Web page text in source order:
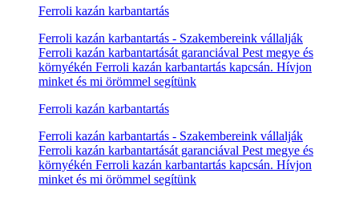
Ferroli kazán karbantartás
Ferroli kazán karbantartás - Szakembereink vállalják
Ferroli kazán karbantartását garanciával Pest megye és
környékén Ferroli kazán karbantartás kapcsán. Hívjon
minket és mi örömmel segítünk
Ferroli kazán karbantartás
Ferroli kazán karbantartás - Szakembereink vállalják
Ferroli kazán karbantartását garanciával Pest megye és
környékén Ferroli kazán karbantartás kapcsán. Hívjon
minket és mi örömmel segítünk